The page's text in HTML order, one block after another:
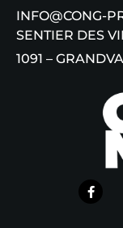
INFO@CONG-
SENTIER DES
1091 –